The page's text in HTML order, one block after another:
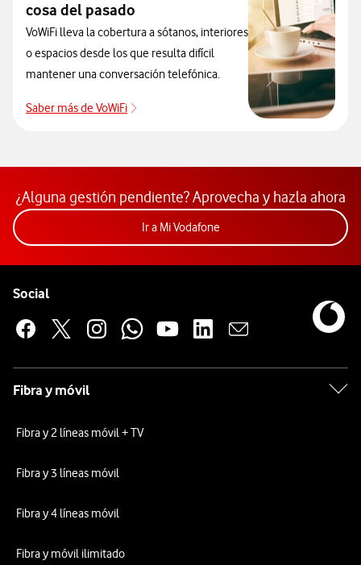
cosa del pasado
VoWiFi lleva la cobertura a sótanos, interiores
o espacios desde los que resulta difícil
mantener una conversación telefónica.
Saber más de VoWiFi
Pulsar para consultar el servicio que
¿Alguna gestión pendiente? Aprovecha y hazla ahora
Ir a Mi VodafoneAcceder a la app Mi
Social
Fibra y móvil
Fibra y 2 líneas móvil + TV
Fibra y 3 líneas móvil
Fibra y 4 líneas móvil
Fibra y móvil ilimitado